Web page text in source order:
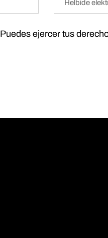
ejercer tus